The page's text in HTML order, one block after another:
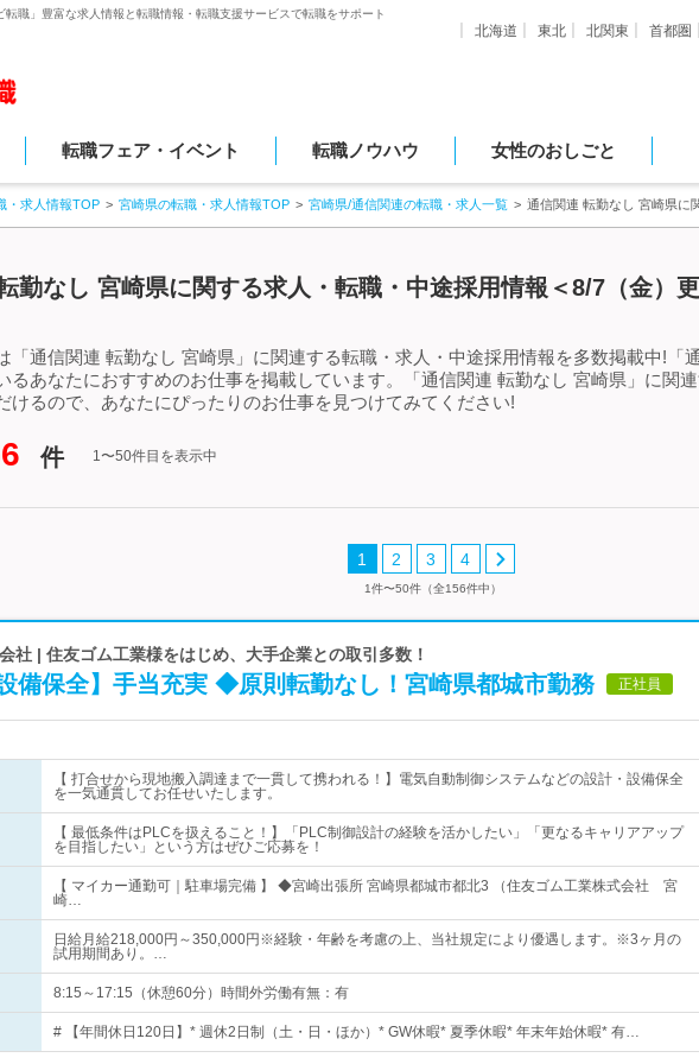
職」豊富な求人情報と転職情報・転職支援サービスで転職をサポート
北海道 東北 北関東 首都圏
転職フェア・イベント 転職ノウハウ 女性のおしごと
・求人情報TOP 宮崎県の転職・求人情報TOP 宮崎県/通信関連の転職・求人一覧 通信関連 転勤なし 宮崎県に
勤なし 宮崎県に関する求人・転職・中途採用情報＜8/7（金）
「通信関連 転勤なし 宮崎県」に関連する転職・求人・中途採用情報を多数掲載中!「
るあなたにおすすめのお仕事を掲載しています。「通信関連 転勤なし 宮崎県」に関
けるので、あなたにぴったりのお仕事を見つけてみてください!
件 1〜50件目を表示中
1 2 3 4
1件〜50件（全156件中）
社 | 住友ゴム工業様をはじめ、大手企業との取引多数！
設備保全】手当充実 ◆原則転勤なし！宮崎県都城市勤務 正社員
【 打合せから現地搬入調達まで一貫して携われる！】電気自動制御システムなどの設計・設備保全
を一気通貫してお任せいたします。
【 最低条件はPLCを扱えること！】「PLC制御設計の経験を活かしたい」「更なるキャリアアップ
を目指したい」という方はぜひご応募を！
【 マイカー通勤可｜駐車場完備 】 ◆宮崎出張所 宮崎県都城市都北3 （住友ゴム工業株式会社 宮
崎…
日給月給218,000円～350,000円※経験・年齢を考慮の上、当社規定により優遇します。※3ヶ月の
試用期間あり。…
8:15～17:15（休憩60分）時間外労働有無：有
# 【年間休日120日】* 週休2日制（土・日・ほか）* GW休暇* 夏季休暇* 年末年始休暇* 有…